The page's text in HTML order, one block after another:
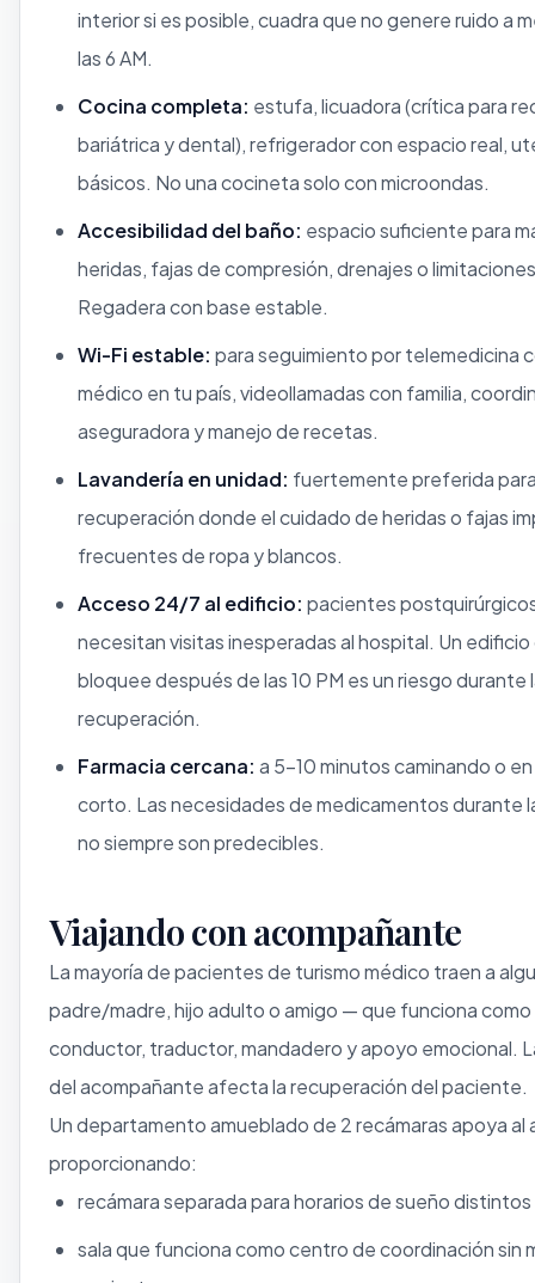
interior si es posible, cuadra que no genere ruido a
las 6 AM.
Cocina completa: estufa, licuadora (crítica para
bariátrica y dental), refrigerador con espacio real,
básicos. No una cocineta solo con microondas.
Accesibilidad del baño: espacio suficiente para
heridas, fajas de compresión, drenajes o
Regadera con base estable.
Wi-Fi estable: para seguimiento por telemedicina
médico en tu país, videollamadas con familia,
aseguradora y manejo de recetas.
Lavandería en unidad: fuertemente preferida
recuperación donde el cuidado de heridas o fajas
frecuentes de ropa y blancos.
Acceso 24/7 al edificio: pacientes
necesitan visitas inesperadas al hospital. Un edificio
bloquee después de las 10 PM es un riesgo durante
recuperación.
Farmacia cercana: a 5–10 minutos caminando o
corto. Las necesidades de medicamentos durante
no siempre son predecibles.
Viajando con acompañante
La mayoría de pacientes de turismo médico traen a
padre/madre, hijo adulto o amigo — que funciona
conductor, traductor, mandadero y apoyo emocional.
del acompañante afecta la recuperación del paciente.
Un departamento amueblado de 2 recámaras apoya
proporcionando:
recámara separada para horarios de sueño distintos
sala que funciona como centro de coordinación sin